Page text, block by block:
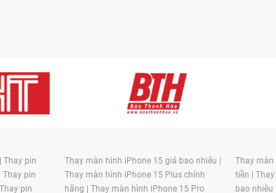
Thay pin
Thay pin
Thay pin
Thay màn hình iPhone 15 giá bao nhiêu |
Thay màn hình iPhone 15 Plus chính
hãng | Thay màn hình iPhone 15 Pro
Thay màn
tiền |
bao nhiêu |